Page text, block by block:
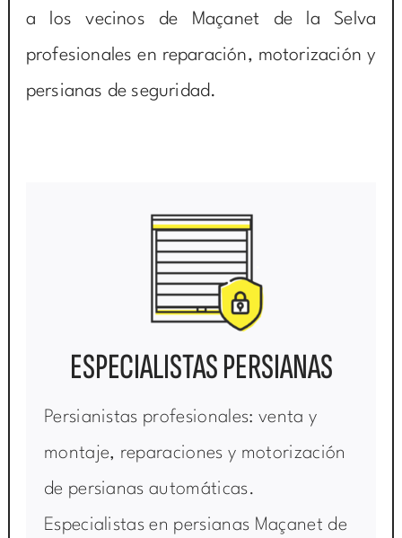
a los vecinos de Maçanet de la Selva
profesionales en reparación, motorización y
persianas de seguridad.
ESPECIALISTAS PERSIANAS
Persianistas profesionales: venta y
montaje, reparaciones y motorización
de persianas automáticas.
Especialistas en persianas Maçanet de